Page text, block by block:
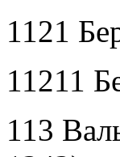
1121
11211
113